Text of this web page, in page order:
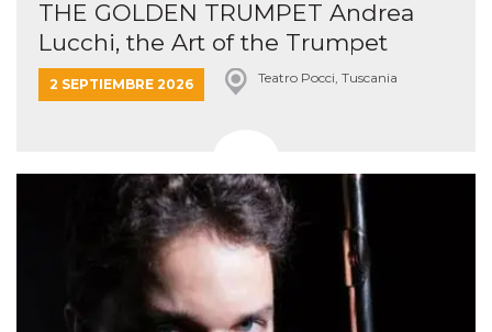
THE GOLDEN TRUMPET Andrea
Lucchi, the Art of the Trumpet
2 SEPTIEMBRE 2026 Teatro Pocci, Tuscania